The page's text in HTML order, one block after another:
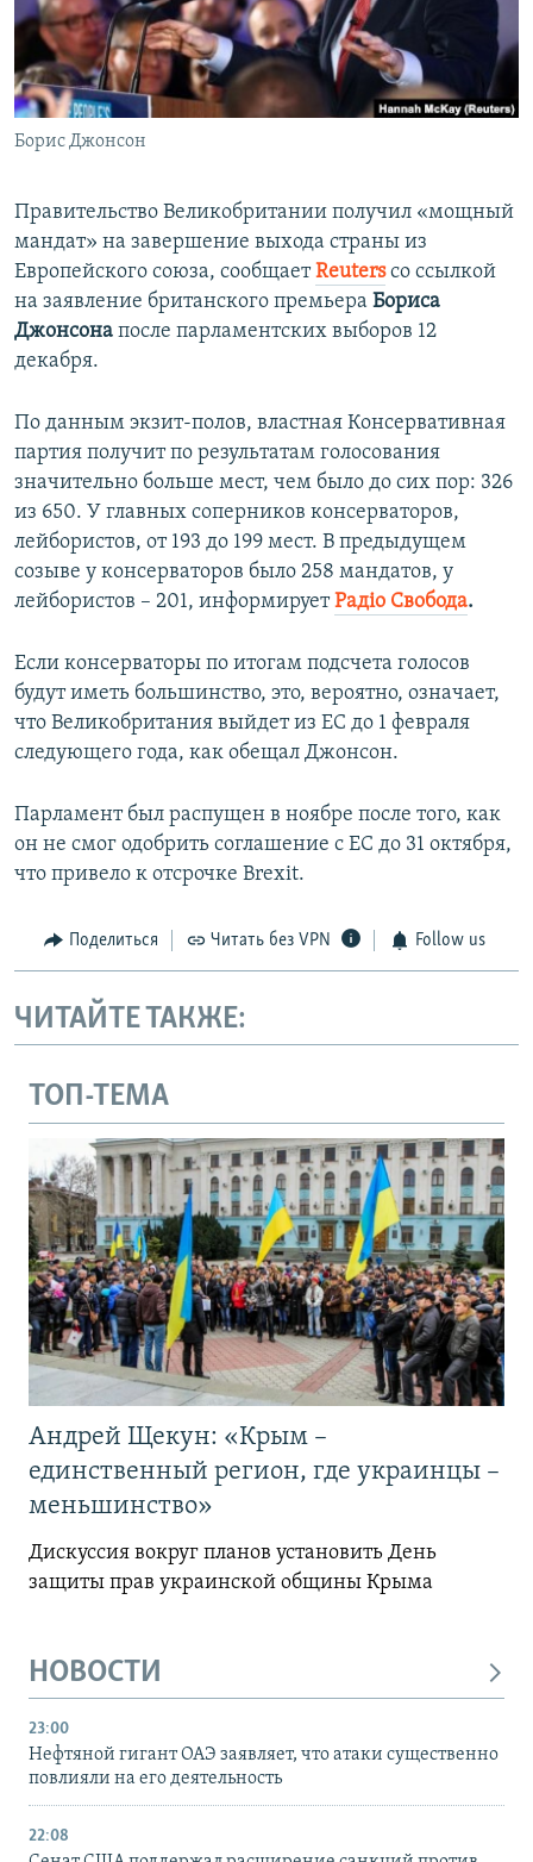
ПОБЕДИТЕЛЕЙ НЕ СУДЯТ?
КРЫМ.НЕПОКОРЕННЫЙ
ELIFBE
УКРАИНСКАЯ ПРОБЛЕМА КРЫМА
ПРИСОЕДИНЯЙТЕСЬ!
Борис Джонсон
Правительство Великобритании получил «мощный
мандат» на завершение выхода страны из
Европейского союза, сообщаетReutersсо ссылкой
на заявление британского премьера Бориса
Джонсона после парламентских выборов 12
декабря.
По данным экзит-полов, властная Консервативная
партия получит по результатам голосования
значительно больше мест, чем было до сих пор: 326
из 650. У главных соперников консерваторов,
лейбористов, от 193 до 199 мест. В предыдущем
созыве у консерваторов было 258 мандатов, у
лейбористов – 201, информируетРадіо Свобода.
Если консерваторы по итогам подсчета голосов
будут иметь большинство, это, вероятно, означает,
что Великобритания выйдет из ЕС до 1 февраля
следующего года, как обещал Джонсон.
Парламент был распущен в ноябре после того, как
он не смог одобрить соглашение с ЕС до 31 октября,
что привело к отсрочке Brexit.
Поделиться Читать без VPN Follow us
ЧИТАЙТЕ ТАКЖЕ:
ТОП-ТЕМА
Андрей Щекун: «Крым –
единственный регион, где украинцы –
меньшинство»
Дискуссия вокруг планов установить День
защиты прав украинской общины Крыма
НОВОСТИ
23:00
Нефтяной гигант ОАЭ заявляет, что атаки существенно
повлияли на его деятельность
22:08